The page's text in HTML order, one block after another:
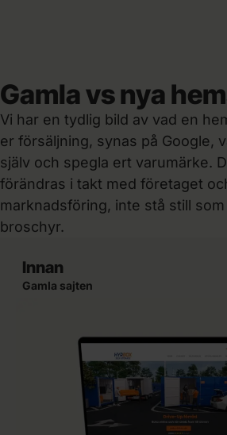
Gamla vs nya
Vi har en tydlig bild av vad en
er försäljning, synas på Google,
själv och spegla ert varumärke.
förändras i takt med företaget
marknadsföring, inte stå still
broschyr.
Innan
Gamla sajten